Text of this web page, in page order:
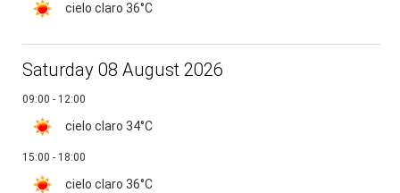
cielo claro 36°C
Saturday 08 August 2026
09:00 - 12:00
cielo claro 34°C
15:00 - 18:00
cielo claro 36°C